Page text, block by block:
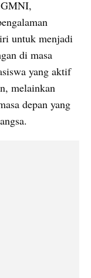
untuk menjadi
di masa
yang aktif
melainkan
depan yang